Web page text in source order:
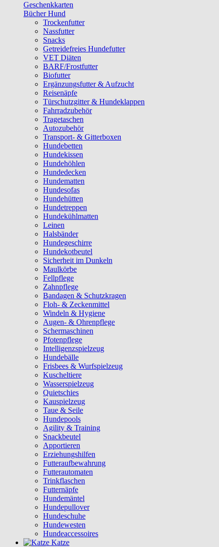
Geschenkkarten
Bücher Hund
Trockenfutter
Nassfutter
Snacks
Getreidefreies Hundefutter
VET Diäten
BARF/Frostfutter
Biofutter
Ergänzungsfutter & Aufzucht
Reisenäpfe
Türschutzgitter & Hundeklappen
Fahrradzubehör
Tragetaschen
Autozubehör
Transport- & Gitterboxen
Hundebetten
Hundekissen
Hundehöhlen
Hundedecken
Hundematten
Hundesofas
Hundehütten
Hundetreppen
Hundekühlmatten
Leinen
Halsbänder
Hundegeschirre
Hundekotbeutel
Sicherheit im Dunkeln
Maulkörbe
Fellpflege
Zahnpflege
Bandagen & Schutzkragen
Floh- & Zeckenmittel
Windeln & Hygiene
Augen- & Ohrenpflege
Schermaschinen
Pfotenpflege
Intelligenzspielzeug
Hundebälle
Frisbees & Wurfspielzeug
Kuscheltiere
Wasserspielzeug
Quietschies
Kauspielzeug
Taue & Seile
Hundepools
Agility & Training
Snackbeutel
Apportieren
Erziehungshilfen
Futteraufbewahrung
Futterautomaten
Trinkflaschen
Futternäpfe
Hundemäntel
Hundepullover
Hundeschuhe
Hundewesten
Hundeaccessoires
Katze